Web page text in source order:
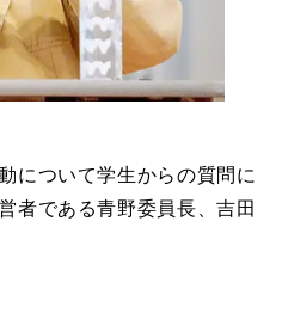
について学生からの質問に
者である青野委員長、吉田